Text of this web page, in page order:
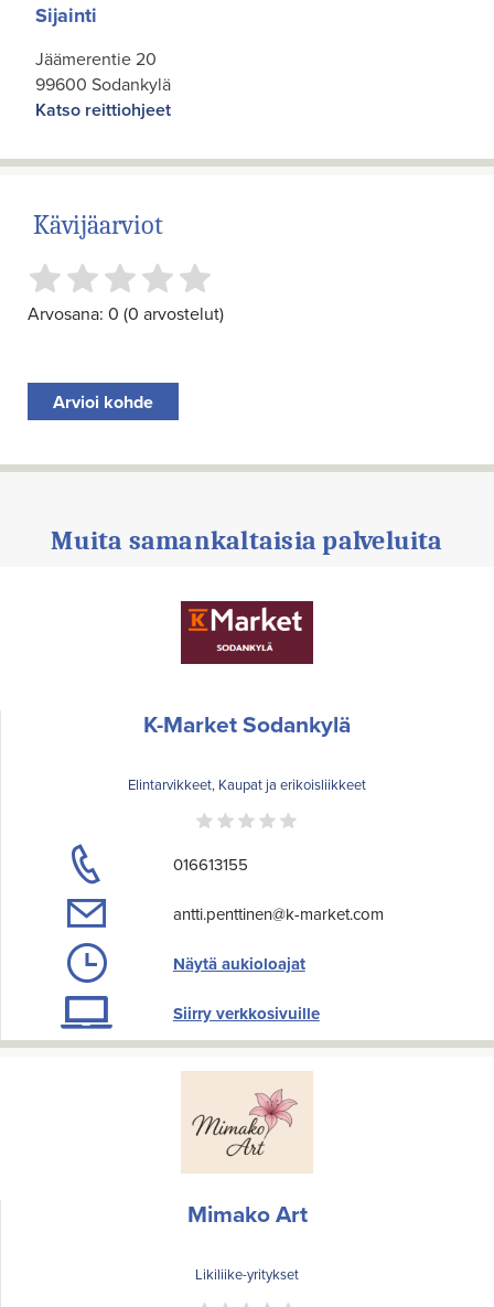
Sijainti
Jäämerentie 20
99600 Sodankylä
Katso reittiohjeet
Kävijäarviot
Arvosana: 0 (0 arvostelut)
Arvioi kohde
Muita samankaltaisia palveluita
K-Market Sodankylä
Elintarvikkeet, Kaupat ja erikoisliikkeet
016613155
antti.penttinen@k-market.com
Näytä aukioloajat
Siirry verkkosivuille
Mimako Art
Likiliike-yritykset